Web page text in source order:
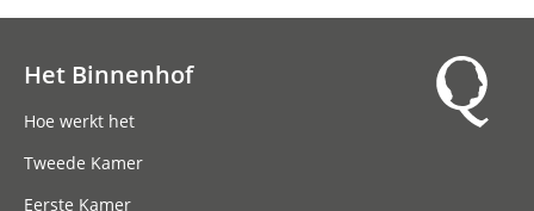
Het Binnenhof
Hoe werkt het
Tweede Kamer
Eerste Kamer